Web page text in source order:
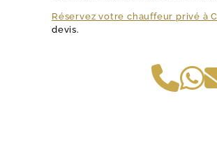
Réservez votre chauffeur privé à
devis.